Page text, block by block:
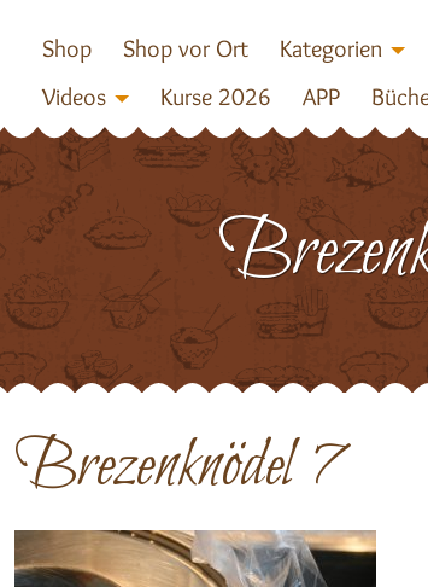
Shop Shop vor Ort Kategorien
Videos
Kurse 2026 APP
Brezenknödel 7